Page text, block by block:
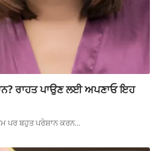
ਰਾਹਤ ਪਾਉਣ ਲਈ ਅਪਣਾਓ ਇਹ
ਪਰ ਬਹੁਤ ਪਰੇਸ਼ਾਨ ਕਰਨ…